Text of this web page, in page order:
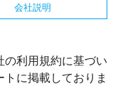
会社説明
の利用規約に基づい
に掲載しておりま